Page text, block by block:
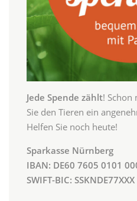
Jede Spende zählt! Schon
Sie den Tieren ein
Helfen Sie noch heute!
Sparkasse Nürnberg
IBAN: DE60 7605 0101
SWIFT-BIC: SSKNDE77XXX